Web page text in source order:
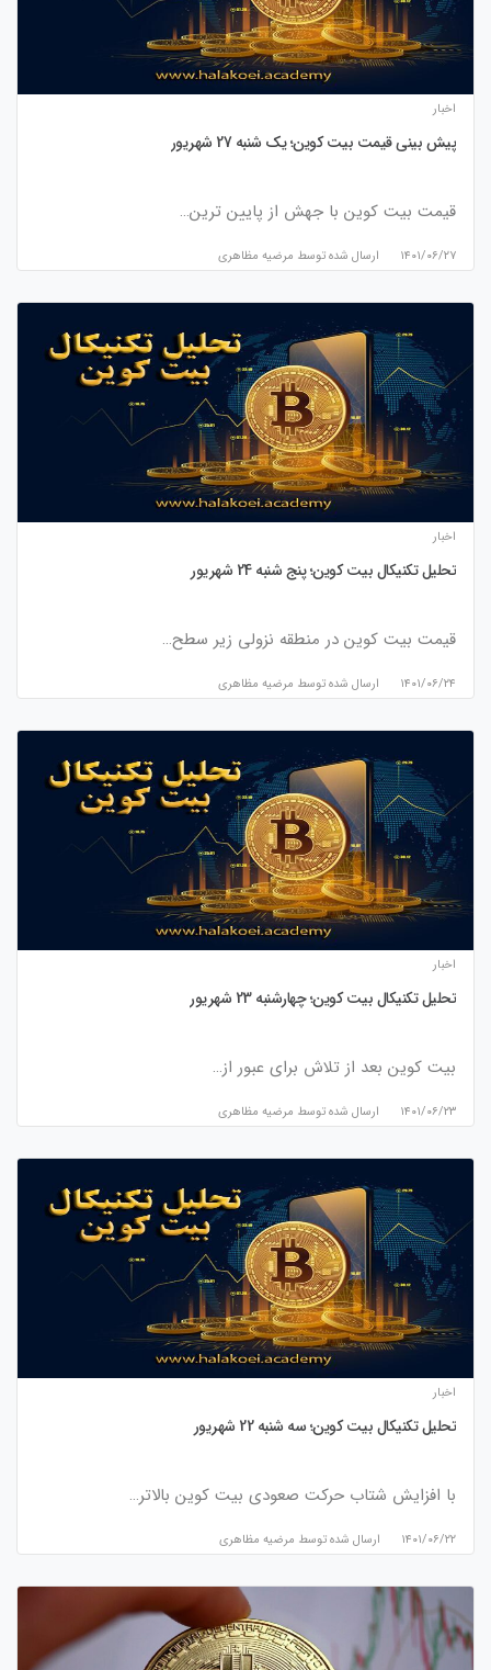
اخبار
پیش بینی قیمت بیت کوین؛ یک شنبه 27 شهریور
قیمت بیت کوین با جهش از پایین ترین…
۱۴۰۱/۰۶/۲۷ ارسال شده توسط مرضیه مظاهری
اخبار
تحلیل تکنیکال بیت کوین؛ پنج شنبه 24 شهریور
قیمت بیت کوین در منطقه نزولی زیر سطح…
۱۴۰۱/۰۶/۲۴ ارسال شده توسط مرضیه مظاهری
اخبار
تحلیل تکنیکال بیت کوین؛ چهارشنبه 23 شهریور
بیت کوین بعد از تلاش برای عبور از…
۱۴۰۱/۰۶/۲۳ ارسال شده توسط مرضیه مظاهری
اخبار
تحلیل تکنیکال بیت کوین؛ سه شنبه 22 شهریور
با افزایش شتاب حرکت صعودی بیت کوین بالاتر…
۱۴۰۱/۰۶/۲۲ ارسال شده توسط مرضیه مظاهری